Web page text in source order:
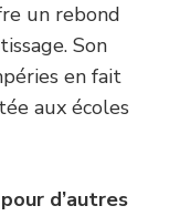
un rebond
Son
en fait
aux écoles
d’autres